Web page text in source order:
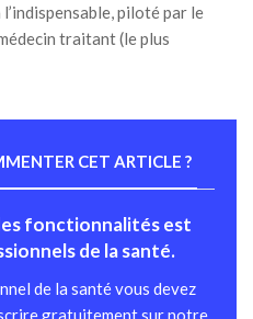
piloté par le
traitant (le plus
CET ARTICLE ?
fonctionnalités est
de la santé.
de la santé vous devez
gratuitement sur notre